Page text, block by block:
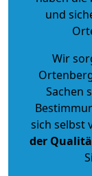
und
Wir
Sachen
sich selbst
der